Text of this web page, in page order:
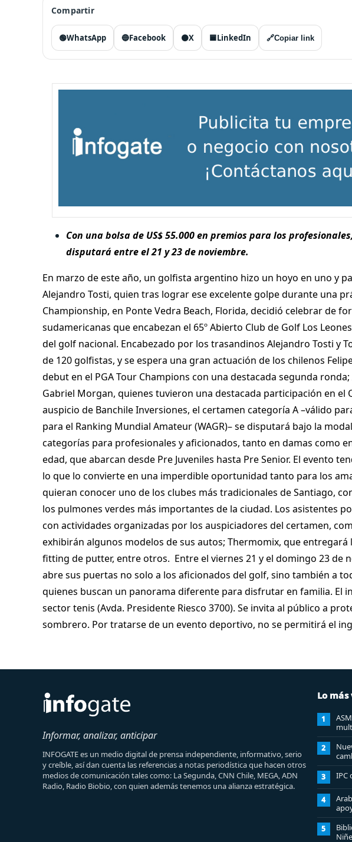
Compartir
🟢WhatsApp 🔵Facebook ⚫X 🟦LinkedIn 🔗Copiar link
Con una bolsa de US$ 55.000 en premios para los
disputará entre el 21 y 23 de noviembre.
En marzo de este año, un golfista argentino hizo un hoyo en uno y
Alejandro Tosti, quien tras lograr ese excelente golpe durante una
Championship, en Ponte Vedra Beach, Florida, decidió celebrar de
sudamericanas que encabezan el 65º Abierto Club de Golf Los
del golf nacional. Encabezado por los trasandinos Alejandro Tosti y
de 120 golfistas, y se espera una gran actuación de los chilenos
debut en el PGA Tour Champions con una destacada segunda
Gabriel Morgan, quienes tuvieron una destacada participación en el
auspicio de Banchile Inversiones, el certamen categoría A –válido
para el Ranking Mundial Amateur (WAGR)– se disputará bajo la
categorías para profesionales y aficionados, tanto en damas como
edad, que abarcan desde Pre Juveniles hasta Pre Senior. El evento
lo que lo convierte en una imperdible oportunidad tanto para los
quieran conocer uno de los clubes más tradicionales de Santiago,
los pulmones verdes más importantes de la ciudad. Los asistentes
con actividades organizadas por los auspiciadores del certamen,
exhibirán algunos modelos de sus autos; Thermomix, que entregará
fitting de putter, entre otros. Entre el viernes 21 y el domingo 23 de
abre sus puertas no solo a los aficionados del golf, sino también a
quienes buscan un panorama diferente para disfrutar en familia. El
sector tenis (Avda. Presidente Riesco 3700). Se invita al público a
sombrero. Por tratarse de un evento deportivo, no se permitirá el
Informar, analizar, anticipar
INFOGATE es un medio digital de prensa independiente, informativo, serio
y creíble, así dan cuenta las referencias a notas periodística que hacen otros
medios de comunicación tales como: La Segunda, CNN Chile, MEGA, ADN
Radio, Radio Biobio, con quien además tenemos una alianza estratégica.
Lo
1
2
3 IPC
4
5